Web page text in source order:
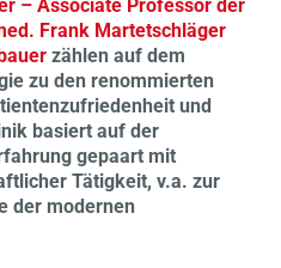
– Associate Professor der
Frank Martetschläger
zählen auf dem
zu den renommierten
und
basiert auf der
gepaart mit
Tätigkeit, v.a. zur
der modernen